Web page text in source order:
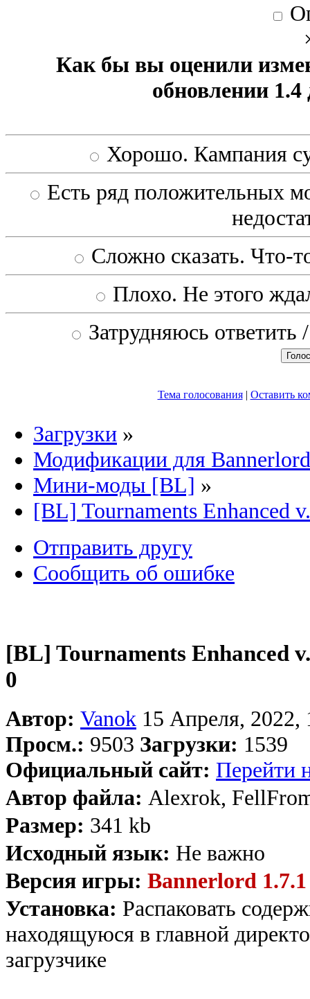
Как бы вы оценили
обновлении
Хорошо. Кампания
Есть ряд положительных
Сложно сказать. Что-
Плохо. Не этого
Затрудняюсь
Тема голосования| Оставить
Загрузки »
Модификации для Bannerlord
Мини-моды [BL] »
[BL] Tournaments Enhanced
Отправить другу
Сообщить об ошибке
[BL] Tournaments Enhanced
0
Автор: Vanok 15 Апреля, 2022,
Просм.: 9503 Загрузки: 1539
Официальный сайт: Перейти
Автор файла: Alexrok,
Размер: 341 kb
Исходный язык: Не важно
Версия игры: Bannerlord 1.7.1
Установка: Распаковать
находящуюся в главной
загрузчике